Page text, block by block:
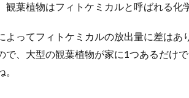
観葉植物はフィトケミカルと呼ばれる化
よってフィトケミカルの放出量に差はあ
で、大型の観葉植物が家に1つあるだけ
。